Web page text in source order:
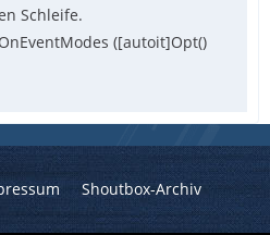
Schleife.
([autoit]Opt()
Shoutbox-Archiv